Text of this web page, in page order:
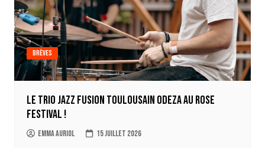
Brèves
Le trio jazz fusion toulousain ODEZA au Rose
Festival !
Emma Auriol 15 juillet 2026